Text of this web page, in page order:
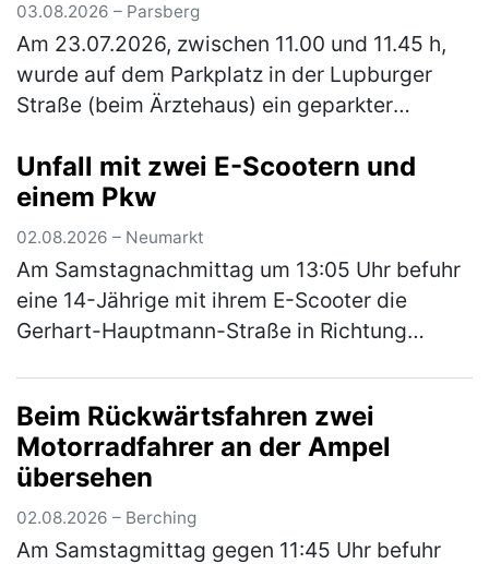
03.08.2026 – Parsberg
Am 23.07.2026, zwischen 11.00 und 11.45 h,
wurde auf dem Parkplatz in der Lupburger
Straße (beim Ärztehaus) ein geparkter
wurde vorne links (Kotflügel und Stoßs…
(mehr)
Unfall mit zwei E-Scootern und
einem Pkw
02.08.2026 – Neumarkt
Am Samstagnachmittag um 13:05 Uhr befuhr
eine 14-Jährige mit ihrem E-Scooter die
Gerhart-Hauptmann-Straße in Richtung
Scoote…(mehr)
Beim Rückwärtsfahren zwei
Motorradfahrer an der Ampel
übersehen
02.08.2026 – Berching
Am Samstagmittag gegen 11:45 Uhr befuhr